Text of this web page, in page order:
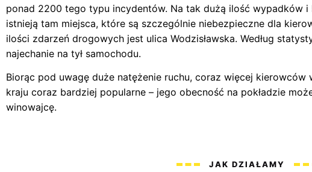
ponad 2200 tego typu incydentów. Na tak dużą ilość wypadków
istnieją tam miejsca, które są szczególnie niebezpieczne dla
ilości zdarzeń drogowych jest ulica Wodzisławska. Według
najechanie na tył samochodu.
Biorąc pod uwagę duże natężenie ruchu, coraz więcej
kraju coraz bardziej popularne – jego obecność na pokładzie
winowajcę.
JAK DZIAŁAMY